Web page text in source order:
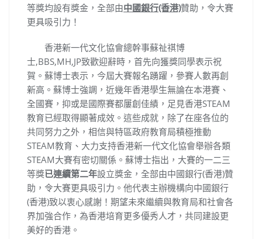
等獎均設有獎金，全部由中國銀行(香港)贊助，令大賽
更具吸引力！
香港新一代文化協會總幹事蘇祉祺博
士,BBS,MH,JP致歡迎辭時，首先向獲獎同學表示祝
賀。蘇博士表示，今屆大賽報名踴躍，參賽人數再創
新高。蘇博士強調，近幾年香港學生無論在本港賽、
全國賽，抑或是國際賽都屢創佳績，足見香港STEAM
教育已經取得顯著成效。這些成就，除了在座各位的
共同努力之外，相信與特區政府教育局積極推動
STEAM教育、大力支持香港新一代文化協會舉辦各類
STEAM大賽有密切關係。蘇博士指出，大賽的一二三
等獎已連續第二年設立獎金，全部由中國銀行(香港)贊
助，令大賽更具吸引力。他代表主辦機構向中國銀行
(香港)致以衷心感謝！期望未來繼續與教育局和社會各
界加強合作，為香港培育更多優秀人才，共同建設更
美好的香港。